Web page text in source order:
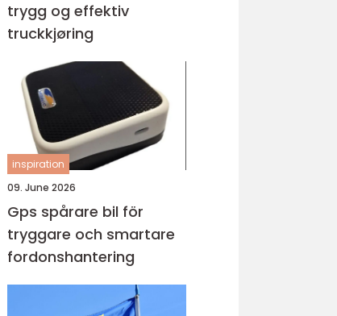
trygg og effektiv
truckkjøring
inspiration
09. June 2026
Gps spårare bil för
tryggare och smartare
fordonshantering